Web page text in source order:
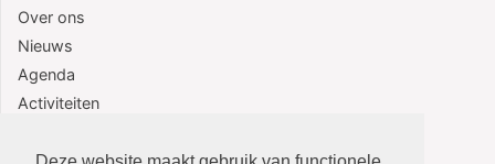
Over ons
Nieuws
Agenda
Activiteiten
Contact